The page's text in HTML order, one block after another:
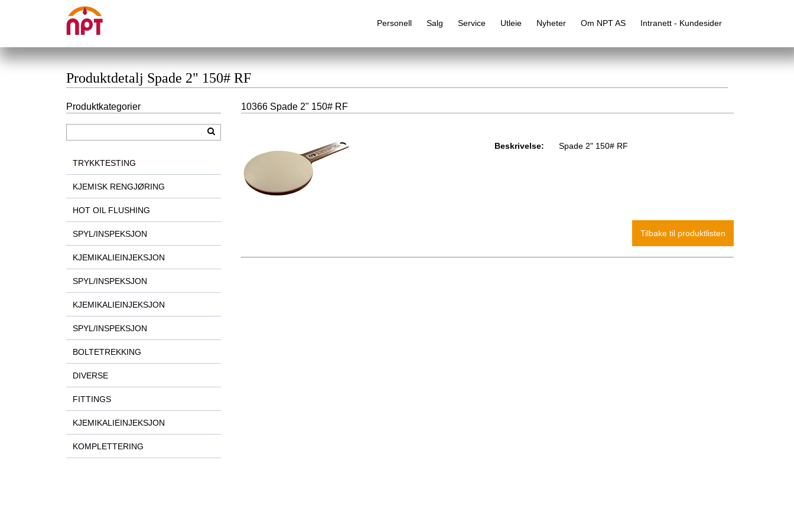
Personell Salg Service Utleie Nyheter Om NPT AS Intranett - Kundesider
Produktdetalj Spade 2" 150# RF
10366 Spade 2" 150# RF
Beskrivelse: Spade 2" 150# RF
Produktkategorier
TRYKKTESTING
KJEMISK RENGJØRING
HOT OIL FLUSHING
SPYL/INSPEKSJON
KJEMIKALIEINJEKSJON
SPYL/INSPEKSJON
KJEMIKALIEINJEKSJON
SPYL/INSPEKSJON
BOLTETREKKING
DIVERSE
FITTINGS
KJEMIKALIEINJEKSJON
KOMPLETTERING